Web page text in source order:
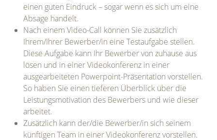
einen guten Eindruck – sogar wenn es sich um eine
Absage handelt.
Nach einem Video-Call können Sie zusätzlich
Ihrem/Ihrer Bewerber/in eine Testaufgabe stellen.
Diese Aufgabe kann Ihr Bewerber von zuhause aus
lösen und in einer Videokonferenz in einer
ausgearbeiteten Powerpoint-Präsentation vorstellen.
So haben Sie einen tieferen Überblick über die
Leistungsmotivation des Bewerbers und wie dieser
arbeitet.
Zusätzlich kann der/die Bewerber/in sich seinem
künftigen Team in einer Videokonferenz vorstellen.